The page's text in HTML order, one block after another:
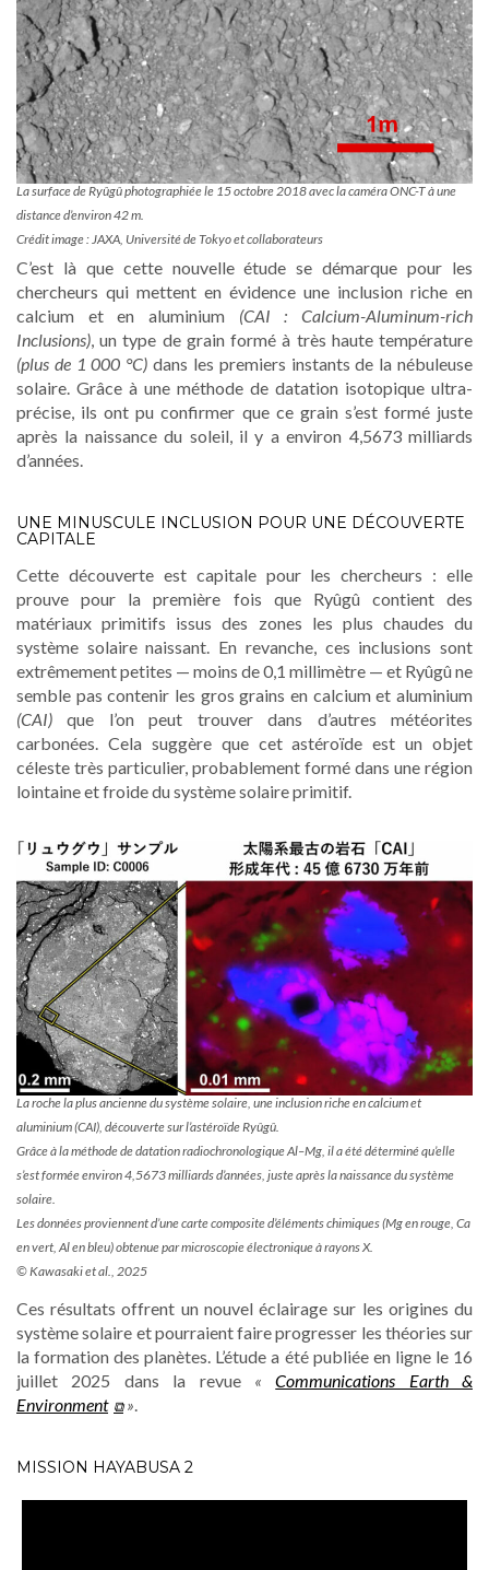
La surface de Ryûgû photographiée le 15 octobre 2018 avec la caméra ONC-T à une
distance d’environ 42 m.
Crédit image : JAXA, Université de Tokyo et collaborateurs
C’est là que cette nouvelle étude se démarque pour les
chercheurs qui mettent en évidence une inclusion riche en
calcium et en aluminium (CAI : Calcium-Aluminum-rich
Inclusions), un type de grain formé à très haute température
(plus de 1 000 °C) dans les premiers instants de la nébuleuse
solaire. Grâce à une méthode de datation isotopique ultra-
précise, ils ont pu confirmer que ce grain s’est formé juste
après la naissance du soleil, il y a environ 4,5673 milliards
d’années.
UNE MINUSCULE INCLUSION POUR UNE DÉCOUVERTE
CAPITALE
Cette découverte est capitale pour les chercheurs : elle
prouve pour la première fois que Ryûgû contient des
matériaux primitifs issus des zones les plus chaudes du
système solaire naissant. En revanche, ces inclusions sont
extrêmement petites — moins de 0,1 millimètre — et Ryûgû ne
semble pas contenir les gros grains en calcium et aluminium
(CAI) que l’on peut trouver dans d’autres météorites
carbonées. Cela suggère que cet astéroïde est un objet
céleste très particulier, probablement formé dans une région
lointaine et froide du système solaire primitif.
La roche la plus ancienne du système solaire, une inclusion riche en calcium et
aluminium (CAI), découverte sur l’astéroïde Ryûgû.
Grâce à la méthode de datation radiochronologique Al–Mg, il a été déterminé qu’elle
s’est formée environ 4,5673 milliards d’années, juste après la naissance du système
solaire.
Les données proviennent d’une carte composite d’éléments chimiques (Mg en rouge, Ca
en vert, Al en bleu) obtenue par microscopie électronique à rayons X.
© Kawasaki et al., 2025
Ces résultats offrent un nouvel éclairage sur les origines du
système solaire et pourraient faire progresser les théories sur
la formation des planètes. L’étude a été publiée en ligne le 16
juillet 2025 dans la revue «Communications Earth &
Environment
».
MISSION HAYABUSA 2